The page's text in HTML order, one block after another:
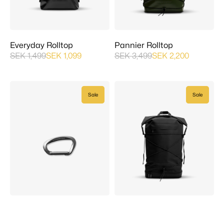
Everyday Rolltop
SEK 1,499SEK 1,099
Pannier Rolltop
SEK 3,499SEK 2,200
Sale Sale